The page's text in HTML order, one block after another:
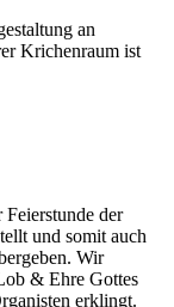
an
Krichenraum ist
der
und somit auch
Wir
& Ehre Gottes
erklingt.